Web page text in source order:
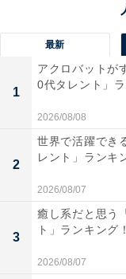
るからいいよとの
「七つの段に分か
に上から3段目の
す」（60代男性／
最新
1
アクロバットが
0代タレント」
2026/08/08
2
世界で活躍でき
レント」ランキ
2026/08/07
3
癒し系だと思う
ト」ランキング
2026/08/07